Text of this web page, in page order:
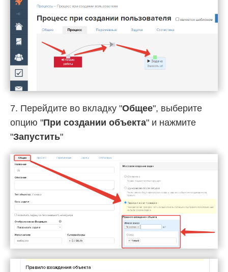
7. Перейдите во вкладку "Общее", выберите
опцию "При создании объекта" и нажмите
"Запустить"